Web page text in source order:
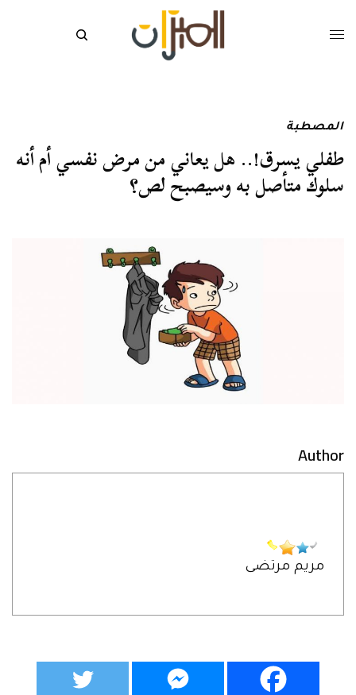
المصطبة
طفلي يسرق!.. هل يعاني من مرض نفسي أم أنه
سلوك متأصل به وسيصبح لص؟
Author
مريم مرتضى